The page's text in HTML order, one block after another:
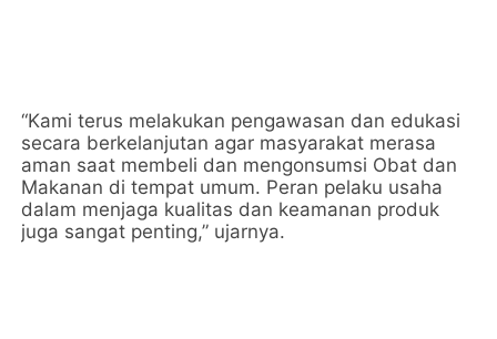
“Kami terus melakukan pengawasan dan edukasi
secara berkelanjutan agar masyarakat merasa
aman saat membeli dan mengonsumsi Obat dan
Makanan di tempat umum. Peran pelaku usaha
dalam menjaga kualitas dan keamanan produk
juga sangat penting,” ujarnya.